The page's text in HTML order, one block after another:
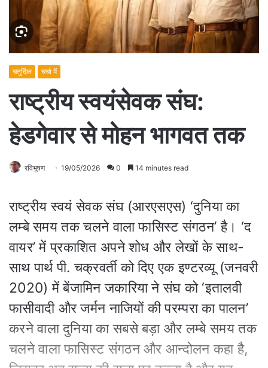
चतुर्दिक चर्चा में
राष्ट्रीय स्वयंसेवक संघ:
हेडगेवार से मोहन भागवत तक
रविभूषण 19/05/2026 0 14 minutes read
राष्ट्रीय स्वयं सेवक संघ (आरएसएस) ‘दुनिया का
लम्बे समय तक चलने वाला फासिस्ट संगठन’ है। ‘द
वायर’ में प्रकाशित अपने शोध और लेखों के साथ-
साथ पार्थ पी. चक्रवर्ती को दिए एक इण्टरव्यू (जनवरी
2020) में बेंजामिन जकारिया ने संघ को ‘इतालवी
फासीवादी और जर्मन नाजियों की परम्परा का पालन’
करने वाला दुनिया का सबसे बड़ा और लम्बे समय तक
चलने वाला फासिस्ट संगठन और आन्दोलन कहा है,